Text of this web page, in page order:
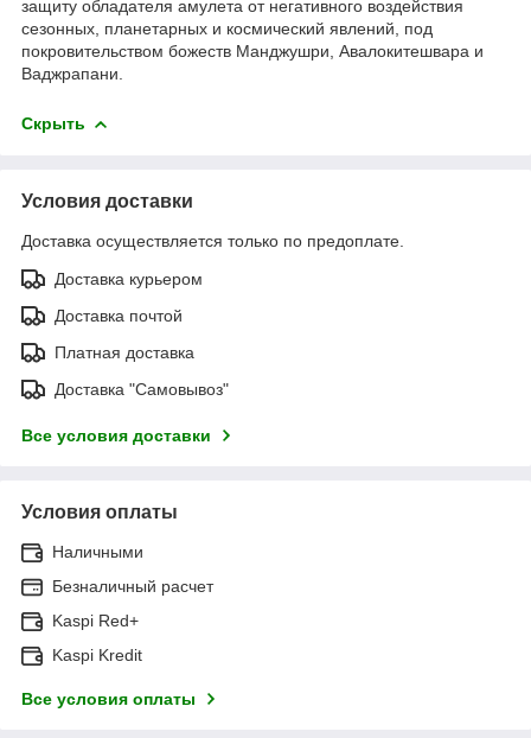
защиту обладателя амулета от негативного воздействия
сезонных, планетарных и космический явлений, под
покровительством божеств Манджушри, Авалокитешвара и
Ваджрапани.
Скрыть
Условия доставки
Доставка осуществляется только по предоплате.
Доставка курьером
Доставка почтой
Платная доставка
Доставка "Самовывоз"
Все условия доставки
Условия оплаты
Наличными
Безналичный расчет
Kaspi Red+
Kaspi Kredit
Все условия оплаты